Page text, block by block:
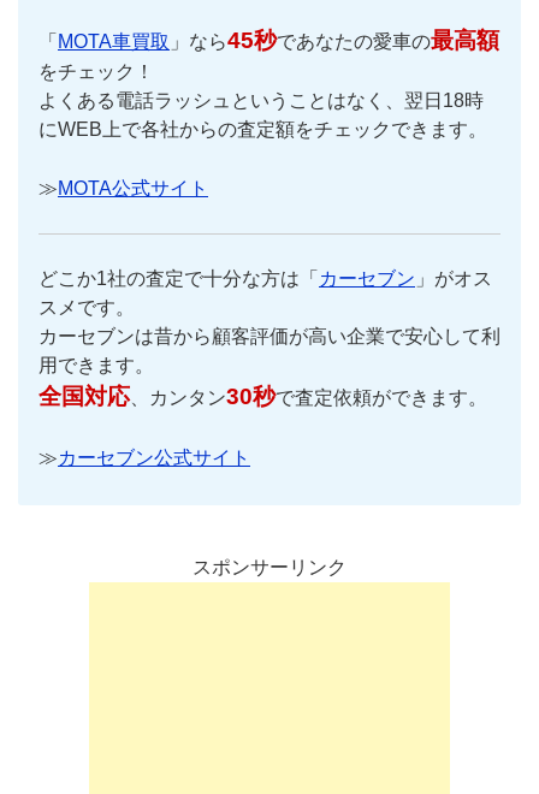
「 MOTA車買取 」なら45秒であなたの愛車の最高額
をチェック！
よくある電話ラッシュということはなく、翌日18時
にWEB上で各社からの査定額をチェックできます。
≫MOTA公式サイト
どこか1社の査定で十分な方は「 カーセブン 」がオス
スメです。
カーセブンは昔から顧客評価が高い企業で安心して利
用できます。
全国対応、カンタン30秒で査定依頼ができます。
≫カーセブン公式サイト
スポンサーリンク